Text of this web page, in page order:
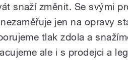
snaží změnit. Se svými
jen na opravy
tlak zdola a
ale i s prodejci a